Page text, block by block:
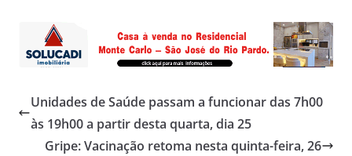
Unidades de Saúde passam a funcionar das 7h00
às 19h00 a partir desta quarta, dia 25
Gripe: Vacinação retoma nesta quinta-feira, 26